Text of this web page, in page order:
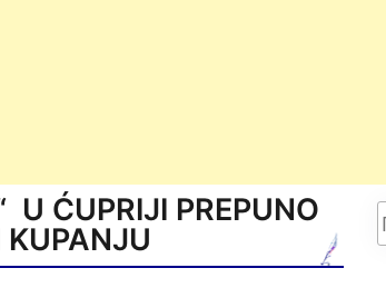
U ĆUPRIJI PREPUNO